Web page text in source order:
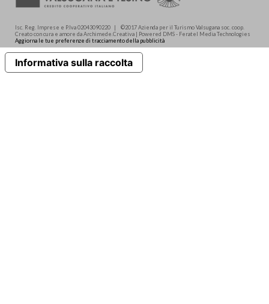
Isc. Reg. Imprese e P.Iva 02043090220 | ©2017 Azienda per il Turismo Valsugana soc. coop.
Creato con cura e amore da Archimede.Creativa | Powered DMS - Feratel Media Technologies
Aggiorna le tue preferenze di tracciamento della pubblicità
Informativa sulla raccolta